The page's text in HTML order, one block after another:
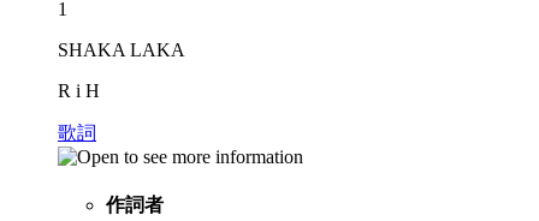
1
SHAKA LAKA
R i H
歌詞
作詞者